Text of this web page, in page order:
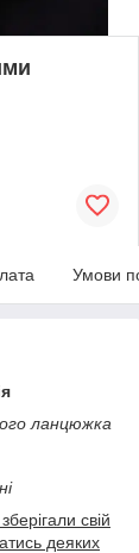
Умови
ланцюжка
свій
деяких